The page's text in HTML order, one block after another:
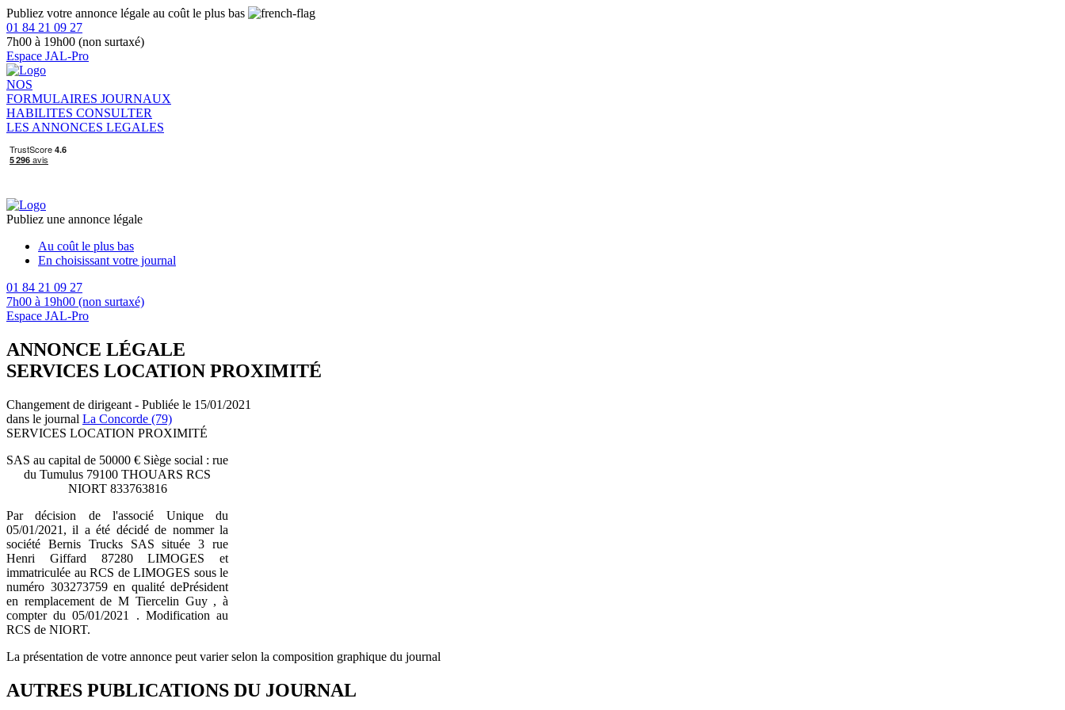
Publiez votre annonce légale au coût le plus bas
01 84 21 09 27
7h00 à 19h00 (non surtaxé)
Espace JAL-Pro
NOS
FORMULAIRES JOURNAUX
HABILITES CONSULTER
LES ANNONCES LEGALES
Publiez une annonce légale
Au coût le plus bas
En choisissant votre journal
01 84 21 09 27
7h00 à 19h00 (non surtaxé)
Espace JAL-Pro
ANNONCE LÉGALE
SERVICES LOCATION PROXIMITÉ
Changement de dirigeant - Publiée le 15/01/2021
dans le journal La Concorde (79)
SERVICES LOCATION PROXIMITÉ
SAS au capital de 50000 € Siège social : rue
du Tumulus 79100 THOUARS RCS
NIORT 833763816
Par décision de l'associé Unique du
05/01/2021, il a été décidé de nommer la
société Bernis Trucks SAS située 3 rue
Henri Giffard 87280 LIMOGES et
immatriculée au RCS de LIMOGES sous le
numéro 303273759 en qualité dePrésident
en remplacement de M Tiercelin Guy , à
compter du 05/01/2021 . Modification au
RCS de NIORT.
La présentation de votre annonce peut varier selon la composition graphique du journal
AUTRES PUBLICATIONS DU JOURNAL